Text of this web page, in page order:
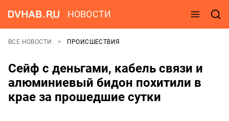
НОВОСТИ
ВСЕ НОВОСТИ ПРОИСШЕСТВИЯ
Сейф с деньгами, кабель связи и
алюминиевый бидон похитили в
крае за прошедшие сутки